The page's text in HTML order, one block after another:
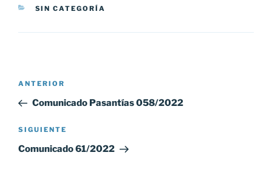
CATEGORÍAS
SIN CATEGORÍA
Navegación
entradas
Entrada
anterior:
ANTERIOR
Comunicado Pasantías 058/2022
Siguiente
entrada
SIGUIENTE
Comunicado 61/2022